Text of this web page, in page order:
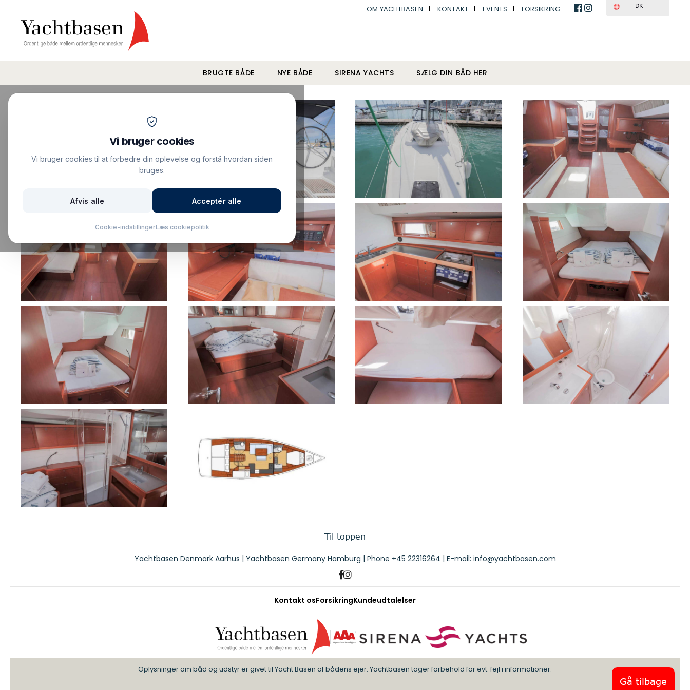
OM YACHTBASEN KONTAKT EVENTS FORSIKRING DK
BRUGTE BÅDE NYE BÅDE SIRENA YACHTS SÆLG DIN BÅD HER
Til toppen
Gå tilbage
Yachtbasen Denmark Aarhus | Yachtbasen Germany Hamburg | Phone +45 22316264 | E-mail: info@yachtbasen.com
Kontakt osForsikringKundeudtalelser
Oplysninger om båd og udstyr er givet til Yacht Basen af bådens ejer. Yachtbasen tager forbehold for evt. fejl i informationer.